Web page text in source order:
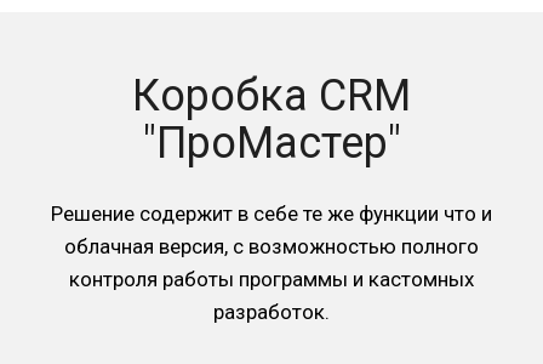
Коробка CRM
"ПроМастер"
Решение содержит в себе те же функции что и
облачная версия, с возможностью полного
контроля работы программы и кастомных
разработок.